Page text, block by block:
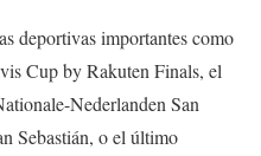
deportivas importantes como
Cup by Rakuten Finals, el
Nederlanden San
Sebastián, o el último